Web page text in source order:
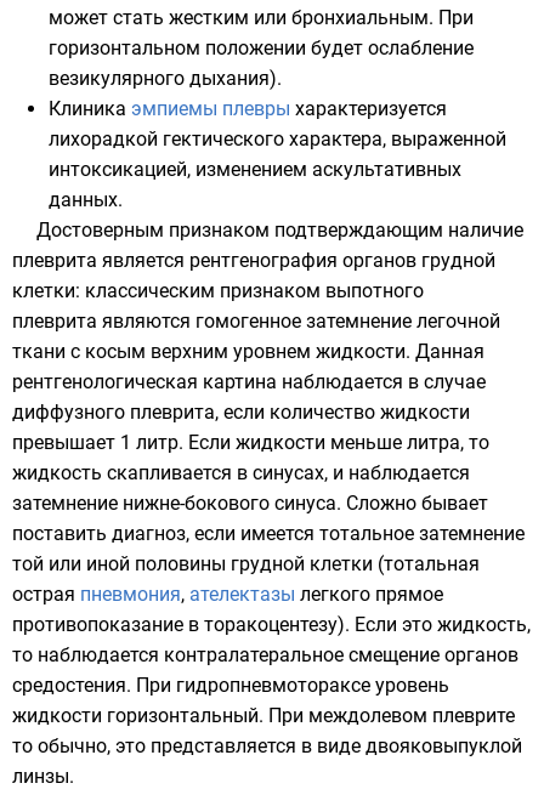
может стать жестким или бронхиальным. При
горизонтальном положении будет ослабление
везикулярного дыхания).
Клиника эмпиемы плевры характеризуется
лихорадкой гектического характера, выраженной
интоксикацией, изменением аскультативных
данных.
Достоверным признаком подтверждающим наличие
плеврита является рентгенография органов грудной
клетки: классическим признаком выпотного
плеврита являются гомогенное затемнение легочной
ткани с косым верхним уровнем жидкости. Данная
рентгенологическая картина наблюдается в случае
диффузного плеврита, если количество жидкости
превышает 1 литр. Если жидкости меньше литра, то
жидкость скапливается в синусах, и наблюдается
затемнение нижне-бокового синуса. Сложно бывает
поставить диагноз, если имеется тотальное затемнение
той или иной половины грудной клетки (тотальная
острая пневмония, ателектазы легкого прямое
противопоказание в торакоцентезу). Если это жидкость,
то наблюдается контралатеральное смещение органов
средостения. При гидропневмотораксе уровень
жидкости горизонтальный. При междолевом плеврите
то обычно, это представляется в виде двояковыпуклой
линзы.